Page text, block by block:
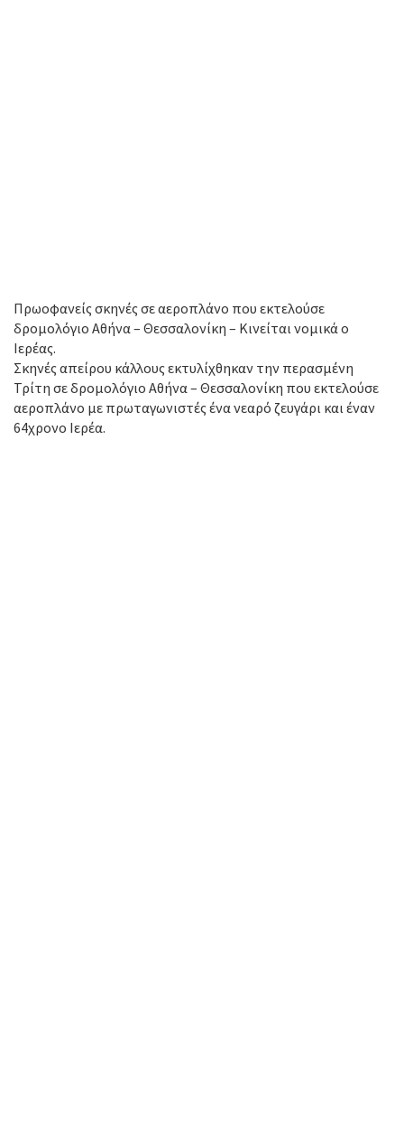
Πρωοφανείς σκηνές σε αεροπλάνο που εκτελούσε
δρομολόγιο Αθήνα – Θεσσαλονίκη – Κινείται νομικά ο
Ιερέας.
Σκηνές απείρου κάλλους εκτυλίχθηκαν την περασμένη
Τρίτη σε δρομολόγιο Αθήνα – Θεσσαλονίκη που εκτελούσε
αεροπλάνο με πρωταγωνιστές ένα νεαρό ζευγάρι και έναν
64χρονο Ιερέα.